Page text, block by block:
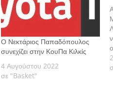
Ο Νεκτάριος Παπαδόπουλος
συνεχίζει στην ΚουΠα Κιλκίς
4 Αυγούστου 2022
σε "Basket"